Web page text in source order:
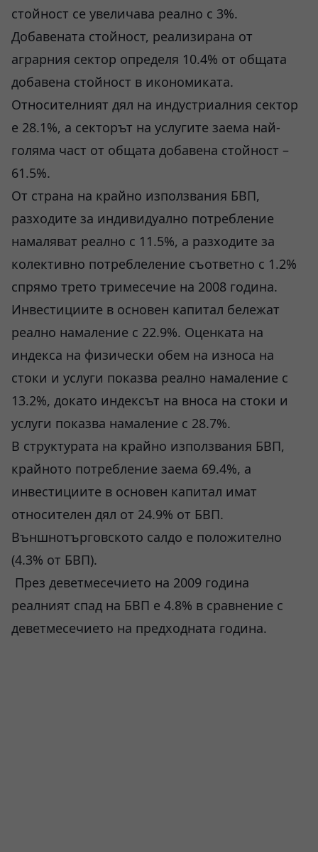
стойност се увеличава реално с 3%.
Добавената стойност, реализирана от
аграрния сектор определя 10.4% от общата
добавена стойност в икономиката.
Относителният дял на индустриалния сектор
е 28.1%, а секторът на услугите заема най-
голяма част от общата добавена стойност –
61.5%.
От страна на крайно използвания БВП,
разходите за индивидуално потребление
намаляват реално с 11.5%, а разходите за
колективно потреблеление съответно с 1.2%
спрямо трето тримесечие на 2008 година.
Инвестициите в основен капитал бележат
реално намаление с 22.9%. Оценката на
индекса на физически обем на износа на
стоки и услуги показва реално намаление с
13.2%, докато индексът на вноса на стоки и
услуги показва намаление с 28.7%.
В структурата на крайно използвания БВП,
крайното потребление заема 69.4%, а
инвестициите в основен капитал имат
относителен дял от 24.9% от БВП.
Външнотърговското салдо е положително
(4.3% от БВП).
През деветмесечието на 2009 година
реалният спад на БВП е 4.8% в сравнение с
деветмесечието на предходната година.